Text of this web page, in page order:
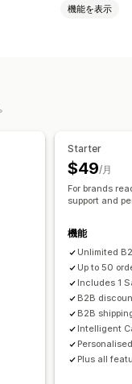
機能を表示
フォーム
APIアクセス
Starter
$49/月
For brands
support and
機能
Unlimited
Up to 50
Includes 1
B2B
B2B
Intelligent
Plus all